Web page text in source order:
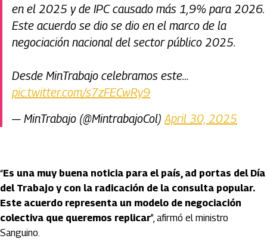
en el 2025 y de IPC causado más 1,9% para 2026.
Este acuerdo se dio se dio en el marco de la
negociación nacional del sector público 2025.
Desde MinTrabajo celebramos este…
pic.twitter.com/s7zFECwRy9
— MinTrabajo (@MintrabajoCol)April 30, 2025
“Es una muy buena noticia para el país, ad portas del Día
del Trabajo y con la radicación de la consulta popular.
Este acuerdo representa un modelo de negociación
colectiva que queremos replicar”, afirmó el ministro
Sanguino.